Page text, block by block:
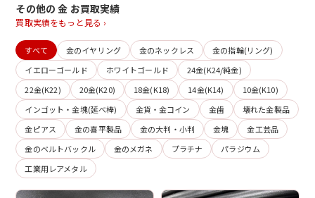
その他の 金 お買取実績
買取実績をもっと見る ›
すべて 金のイヤリング 金のネックレス
金の指輪(リング)
イエローゴールド
ホワイトゴールド
24金(K24/純金)
22金(K22)
20金(K20) 18金(K18) 14金(K14)
10金(K10)
インゴット・金塊(延べ棒)
金貨・金コイン 金歯
壊れた金製品
金ピアス
金の喜平製品 金の大判・小判 金塊
金工芸品
金のベルトバックル
金のメガネ プラチナ
パラジウム
工業用レアメタル